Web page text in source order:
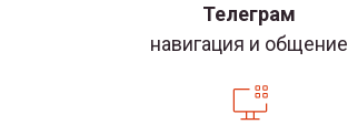
Телеграм
навигация и общение